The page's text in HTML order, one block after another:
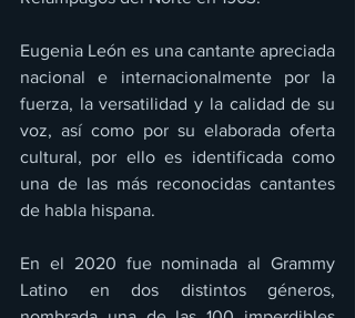
Eugenia León es una cantante apreciada
nacional e internacionalmente por la
fuerza, la versatilidad y la calidad de su
voz, así como por su elaborada oferta
cultural, por ello es identificada como
una de las más reconocidas cantantes
de habla hispana.
En el 2020 fue nominada al Grammy
Latino en dos distintos géneros,